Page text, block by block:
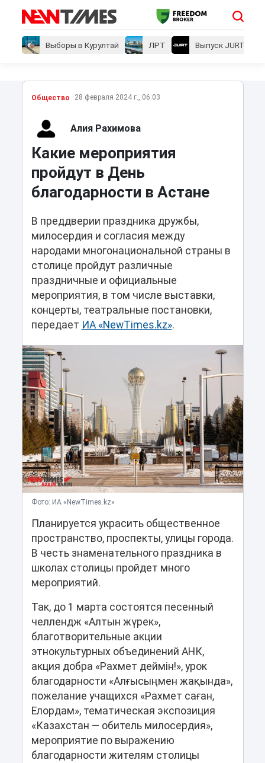
Выборы в Курултай ЛРТ Выпуск JURT
Общество 28 февраля 2024 г., 06:03
Алия Рахимова
Какие мероприятия
пройдут в День
благодарности в Астане
В преддверии праздника дружбы,
милосердия и согласия между
народами многонациональной страны в
столице пройдут различные
праздничные и официальные
мероприятия, в том числе выставки,
концерты, театральные постановки,
передает ИА «NewTimes.kz».
Фото: ИА «NewTimes.kz»
Планируется украсить общественное
пространство, проспекты, улицы города.
В честь знаменательного праздника в
школах столицы пройдет много
мероприятий.
Так, до 1 марта состоятся песенный
челлендж «Алтын жүрек»,
благотворительные акции
этнокультурных объединений АНК,
акция добра «Рахмет деймін!», урок
благодарности «Алғысыңмен жақында»,
пожелание учащихся «Рахмет саған,
Елордам», тематическая экспозиция
«Казахстан — обитель милосердия»,
мероприятие по выражению
благодарности жителям столицы